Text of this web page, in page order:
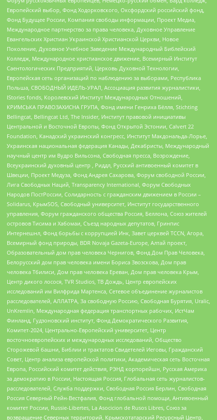
Европейский выбор, Фонд Ходорковского, Оксфордский российский фонд,
Фонд Будущее России, Компания свободы информации, Проект Медиа,
Международное партнерство за права человека, Духовное Управление
Евангельских Христиан Украинской Христианской Церкви, Новое
Поколение, Духовное Учебное Заведение Международный Библейский
Колледж, Международное христианское движение, Всемирный Институт
Саентологических Предприятий, Церковь Духовной Технологии,
Европейская сеть организаций по наблюдению за выборами, Республика
Польша, СВОБОДНЫЙ ИДЕЛЬ-УРАЛ, Ассоциация развития журналистики,
IStories fonds, Королевский Институт Международных Отношений,
КРИМСЬКА ПРАВОЗАХИСНА ГРУПА, Фонд имени Генриха Бёлля, Stichting
Bellingcat, Bellingcat Ltd, The Insider, Институт правовой инициативы
Центральной и Восточной Европы, Фонд Открытой Эстонии, Calvert 22
Foundation, Канадский украинский конгресс, Институт Макдональда-Лорье,
Украинская национальная федерация Канады, Декабристы, Международный
научный центр им Вудро Вильсона, Свободная пресса, Возрождение,
Всеукраинский духовный центр , Риддл, Русский антивоенный комитет в
Швеции, Проект Медуза, Фонд Андрея Сахарова, Форум свободной России,
Лига Свободных Наций, Transparеncy International, Форум Свободных
Народов ПостРоссии, Солидарность с гражданским движением в России –
Solidarus, КрымSOS, Свободный университет, Институт государственного
управления, Форум гражданского общества Россия, Беллона, Союз жителей
островов Тисима и Хабомаи, Съезд народных депутатов, Гринпис
Интернешнл, Фонд борьбы с коррупцией Инк, Завет церквей TCCN, Агора,
Всемирный фонд природы, BDR Novaja Gazeta-Europe, Алтай проект,
Образовательный дом прав человека Чернигов, Фонд Дом Прав Человека,
Белорусский дом прав человека имени Бориса Звозскова, Дом прав
человека Тбилиси, Дом прав человека Ереван, Дом прав человека Крым,
Центр дикого лосося, TVR Studios, ТВ Дождь, Центр европейских
исследований им Вилфрида Мартенса, Сетевое объединение журналистов
расследователей, АЛЛАТРА, За свободную Россию, Свободная Бурятия, Uralic,
UnKremlin, Международная федерация транспортных рабочих, ИстЧам
Финланд, Гудзоновский институт, Фонд Демократического Развития,
Комитет-2024, Центрально-Европейский университет, Центр
восточноевропейских и международных исследований, Общество
Сторожевой башни, Библии и трактатов Свидетелей Иеговы, Гражданский
Совет, Центр анализа европейской политики, Академическая сеть Восточная
Европа, Российский комитет действия, РЭНД корпорейшн, Русская Америка
за демократию в России, Настоящая Россия, Глобальная сеть журналистов-
расследователей, Служба поддержки, Свободная Россия Берлин, Свободная
Россия Северный Рейн-Вестфалия, Фонд глобальной помощи, Антивоенный
комитет России, Russie-Libertes, La Asocicion de Rusos Libres, Союз за
возвращение Северных территорий, Крымскотатарский Ресурсный Центр,